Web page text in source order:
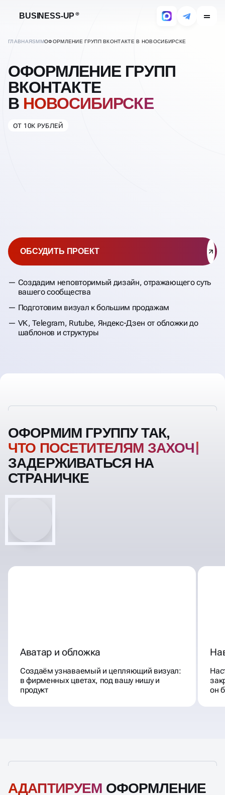
BUSINESS-UP
ГЛАВНАЯSMMОФОРМЛЕНИЕ ГРУПП ВКОНТАКТЕ В НОВОСИБИРСКЕ
ОФОРМЛЕНИЕ ГРУПП
ВКОНТАКТЕ
В НОВОСИБИРСКЕ
ОТ 10К РУБЛЕЙ
Создадим неповторимый дизайн, отражающего суть
вашего сообщества
Подготовим визуал к большим продажам
VK, Telegram, Rutube, Яндекс-Дзен от обложки до
шаблонов и структуры
ОБСУДИТЬ ПРОЕКТ
ОФОРМИМ ГРУППУ ТАК,
ЧТО
ПОСЕТИТЕЛЯМ ЗАХОЧЕТСЯ
ЗАДЕРЖИВАТЬСЯ НА
СТРАНИЧКЕ
Аватар и обложка
Создаём узнаваемый и цепляющий визуал:
в фирменных цветах, под вашу нишу и